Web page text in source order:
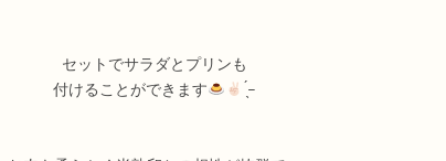
セットでサラダとプリンも
付けることができます
̖́–